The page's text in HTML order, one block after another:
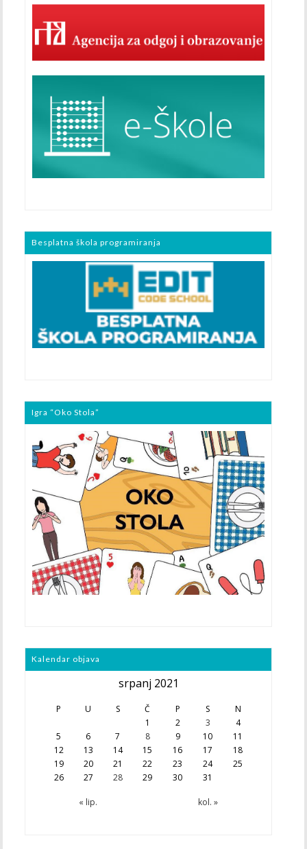
Besplatna škola programiranja
Igra “Oko Stola”
Kalendar objava
srpanj 2021
P U S Č P S N
« lip. kol. »
1 2 3
4
5
6 7 8 9 10
11
12
13 14 15 16 17
18
19
20 21 22 23 24
25
26
27 28 29 30 31